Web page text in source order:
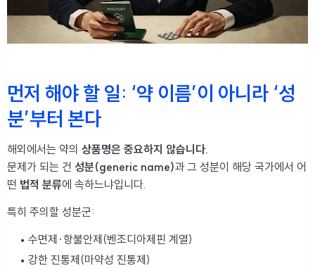
먼저 해야 할 일: ‘약 이름’이 아니라 ‘성
분’부터 본다
해외에서는 약의 상품명은 중요하지 않습니다.
문제가 되는 건 성분(generic name)과 그 성분이 해당 국가에서 어
떤 법적 분류에 속하느냐입니다.
특히 주의할 성분군:
수면제·항불안제(벤조디아제핀 계열)
강한 진통제(마약성 진통제)